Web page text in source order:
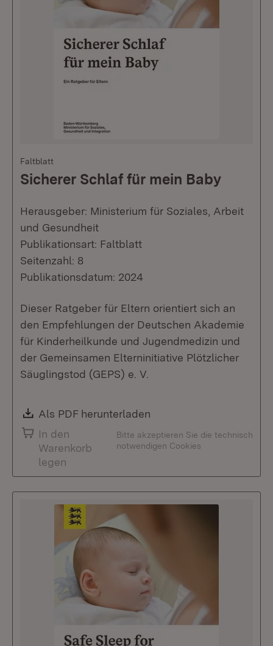
Faltblatt
Sicherer Schlaf für mein Baby
Herausgeber: Ministerium für Soziales, Arbeit
und Gesundheit
Publikationsart: Faltblatt
Seitenzahl: 8
Publikationsdatum: 2024
Dieser Ratgeber für Eltern orientiert sich an
den Empfehlungen der Deutschen Akademie
für Kinderheilkunde und Jugendmedizin und
der Gemeinsamen Elterninitiative Plötzlicher
Säuglingstod (GEPS) e. V.
Download:
Als PDF herunterladen
In den
Warenkorb
legen
Bitte akzeptieren Sie die technisch
notwendigen Cookies